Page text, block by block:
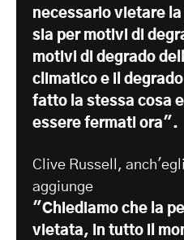
necessario vietare
sia per motivi di
motivi di degrado
climatico e il
fatto la stessa cosa
essere fermati ora".
Clive Russell,
aggiunge
"Chiediamo che la
vietata, in tutto il